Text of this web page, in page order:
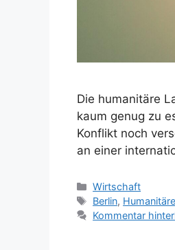
Die humanitäre
kaum genug zu
Konflikt noch
an einer
Kategorien
Wirtschaft
Schlagwörter
Berlin,
Kommentar